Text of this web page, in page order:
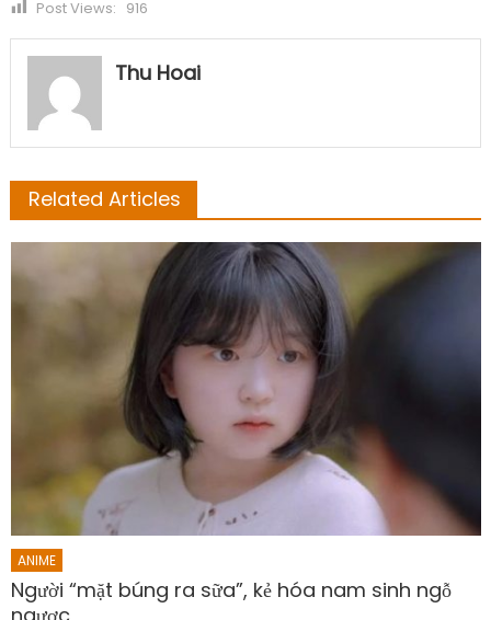
Post Views: 916
Thu Hoai
Related Articles
ANIME
Người “mặt búng ra sữa”, kẻ hóa nam sinh ngỗ